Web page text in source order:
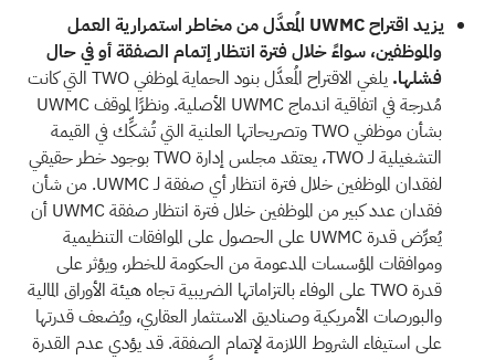
يزيد اقتراح UWMC المُعدَّل من مخاطر استمرارية العمل
والموظفين، سواءً خلال فترة انتظار إتمام الصفقة أو في حال
فشلها.
يلغي الاقتراح المُعدَّل بنود الحماية لموظفي TWO التي كانت
مُدرجة في اتفاقية اندماج UWMC الأصلية. ونظرًا لموقف UWMC
بشأن موظفي TWO وتصريحاتها العلنية التي تُشكِّك في القيمة
التشغيلية لـ TWO، يعتقد مجلس إدارة TWO بوجود خطر حقيقي
لفقدان الموظفين خلال فترة انتظار أي صفقة لـ UWMC. من شأن
فقدان عدد كبير من الموظفين خلال فترة انتظار صفقة UWMC أن
يُعرِّض قدرة UWMC على الحصول على الموافقات التنظيمية
وموافقات المؤسسات المدعومة من الحكومة للخطر، ويؤثر على
قدرة TWO على الوفاء بالتزاماتها الضريبية تجاه هيئة الأوراق المالية
والبورصات الأمريكية وصناديق الاستثمار العقاري، ويُضعف قدرتها
على استيفاء الشروط اللازمة لإتمام الصفقة. قد يؤدي عدم القدرة